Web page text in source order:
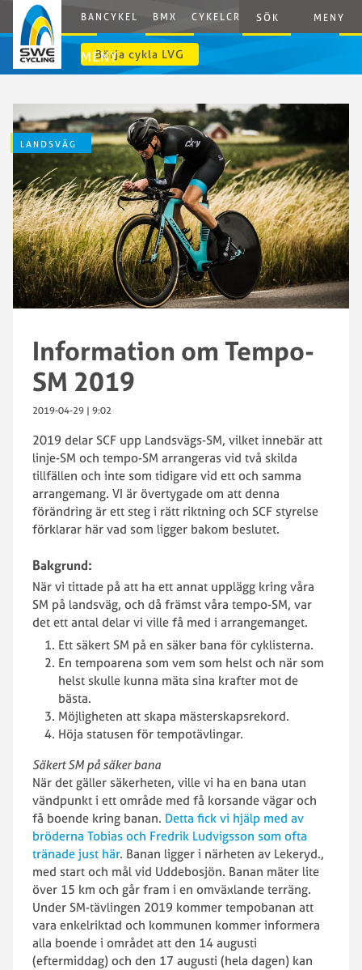
BANCYKEL BMX CYKELCROSS E-CYCLING
SÖK MENY
MENY
Börja cykla LVG
LANDSVÄG
Information om Tempo-
SM 2019
2019-04-29 | 9:02
2019 delar SCF upp Landsvägs-SM, vilket innebär att
linje-SM och tempo-SM arrangeras vid två skilda
tillfällen och inte som tidigare vid ett och samma
arrangemang. VI är övertygade om att denna
förändring är ett steg i rätt riktning och SCF styrelse
förklarar här vad som ligger bakom beslutet.
Bakgrund:
När vi tittade på att ha ett annat upplägg kring våra
SM på landsväg, och då främst våra tempo-SM, var
det ett antal delar vi ville få med i arrangemanget.
Ett säkert SM på en säker bana för cyklisterna.
En tempoarena som vem som helst och när som
helst skulle kunna mäta sina krafter mot de
bästa.
Möjligheten att skapa mästerskapsrekord.
Höja statusen för tempotävlingar.
Säkert SM på säker bana
När det gäller säkerheten, ville vi ha en bana utan
vändpunkt i ett område med få korsande vägar och
få boende kring banan. Detta fick vi hjälp med av
bröderna Tobias och Fredrik Ludvigsson som ofta
tränade just här. Banan ligger i närheten av Lekeryd.,
med start och mål vid Uddebosjön. Banan mäter lite
över 15 km och går fram i en omväxlande terräng.
Under SM-tävlingen 2019 kommer tempobanan att
vara enkelriktad och kommunen kommer informera
alla boende i området att den 14 augusti
(eftermiddag) och den 17 augusti (hela dagen) kan